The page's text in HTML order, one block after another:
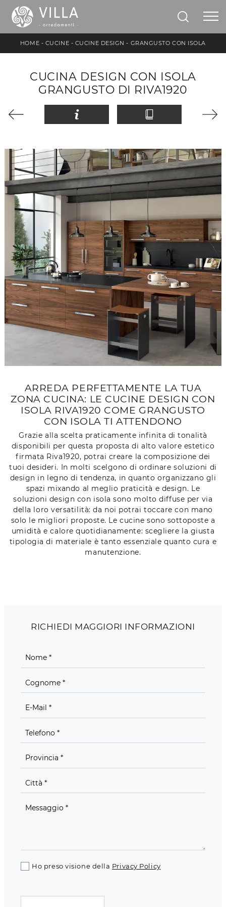
HOME - CUCINE - CUCINE DESIGN - GRANGUSTO CON ISOLA
CUCINA DESIGN CON ISOLA
GRANGUSTO DI RIVA1920
ARREDA PERFETTAMENTE LA TUA
ZONA CUCINA: LE CUCINE DESIGN CON
ISOLA RIVA1920 COME GRANGUSTO
CON ISOLA TI ATTENDONO
Grazie alla scelta praticamente infinita di tonalità
disponibili per questa proposta di alto valore estetico
firmata Riva1920, potrai creare la composizione dei
tuoi desideri. In molti scelgono di ordinare soluzioni di
design in legno di tendenza, in quanto organizzano gli
spazi mixando al meglio praticità e design. Le
soluzioni design con isola sono molto diffuse per via
della loro versatilità: da noi potrai toccare con mano
solo le migliori proposte. Le cucine sono sottoposte a
umidità e calore quotidianamente: scegliere la giusta
tipologia di materiale è tanto essenziale quanto cura e
manutenzione.
RICHIEDI MAGGIORI INFORMAZIONI
Ho preso visione della Privacy Policy